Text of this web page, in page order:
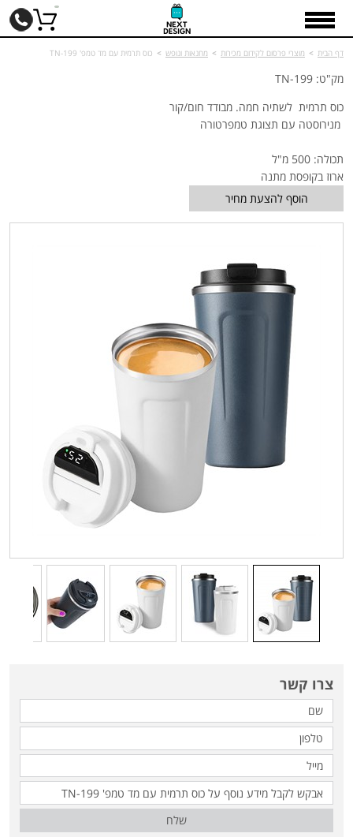
דף הבית > מוצרי פרסום לקידום מכירות > מחנאות ונופש > כוס תרמית עם מד טמפ' TN-199
מק"ט: TN-199
כוס תרמית לשתיה חמה. מבודד חום/קור
מנירוסטה עם תצוגת טמפרטורה
תכולה: 500 מ"ל
ארוז בקופסת מתנה
הוסף להצעת מחיר
צרו קשר
שלח